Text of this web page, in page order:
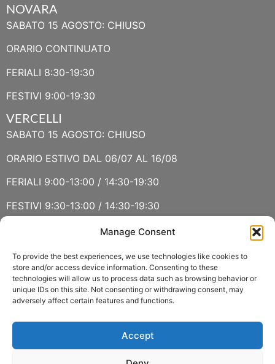
Manage Consent
To provide the best experiences, we use technologies like cookies to
store and/or access device information. Consenting to these
technologies will allow us to process data such as browsing behavior or
unique IDs on this site. Not consenting or withdrawing consent, may
adversely affect certain features and functions.
Accept
NOVARA
SABATO 15 AGOSTO: CHIUSO
ORARIO CONTINUATO
FERIALI 8:30-19:30
FESTIVI 9:00-19:30
VERCELLI
SABATO 15 AGOSTO: CHIUSO
ORARIO ESTIVO DAL 06/07 AL 16/08
FERIALI 9:00-13:00 / 14:30-19:30
FESTIVI 9:30-13:00 / 14:30-19:30
SABATO 15 AGOSTO E DOMENICA 16 AGOSTO: CHIUSO
ORARIO ESTIVO LUGLIO E AGOSTO
FERIALI 8:30-13:00 / 15:00-19:00
FESTIVI 8:30-12:30